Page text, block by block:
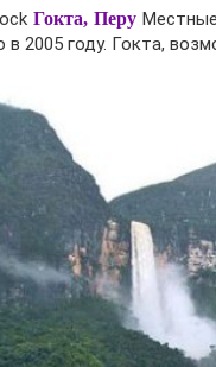
Гокта, ПеруМестные
в 2005 году. Гокта,